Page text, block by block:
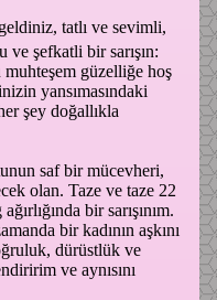
tatlı ve sevimli,
ve şefkatli bir sarışın:
güzelliğe hoş
yansımasındaki
şey doğallıkla
saf bir mücevheri,
olan. Taze ve taze 22
bir sarışınım.
bir kadının aşkını
dürüstlük ve
ve aynısını